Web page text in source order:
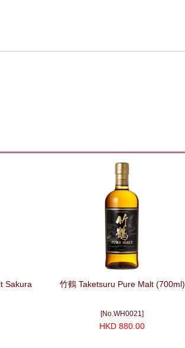
Sakura 竹鶴 Taketsuru Pure Malt (700ml)
[No.WH0021]
HKD 880.00